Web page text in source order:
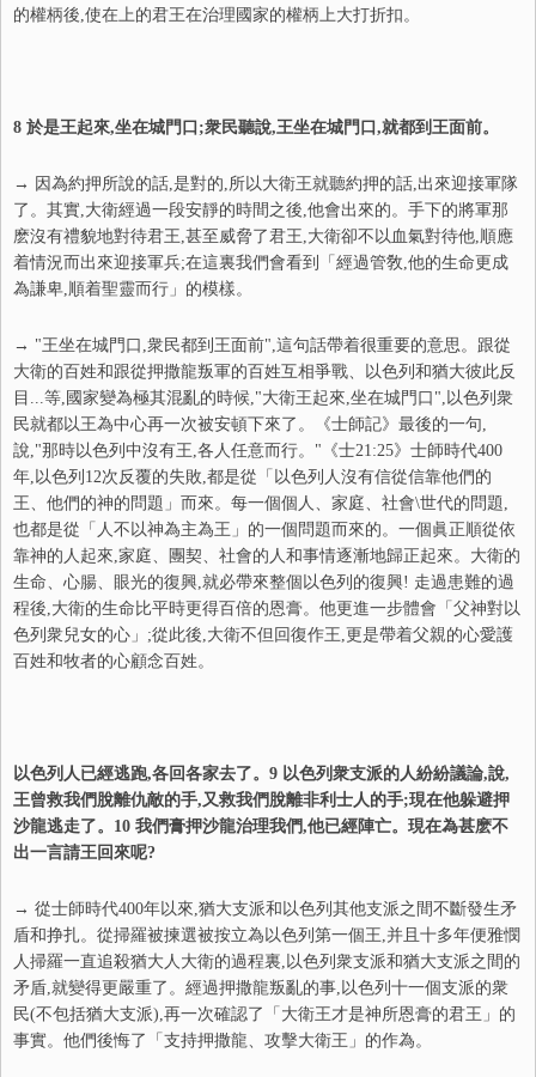
的權柄後,使在上的君王在治理國家的權柄上大打折扣。
8 於是王起來,坐在城門口;衆民聽說,王坐在城門口,就都到王面前。
→ 因為約押所說的話,是對的,所以大衛王就聽約押的話,出來迎接軍隊
了。其實,大衛經過一段安靜的時間之後,他會出來的。手下的將軍那
麽沒有禮貌地對待君王,甚至威脅了君王,大衛卻不以血氣對待他,順應
着情況而出來迎接軍兵;在這裏我們會看到「經過管敎,他的生命更成
為謙卑,順着聖靈而行」的模樣。
→ "王坐在城門口,衆民都到王面前",這句話帶着很重要的意思。跟從
大衛的百姓和跟從押撒龍叛軍的百姓互相爭戰、以色列和猶大彼此反
目...等,國家變為極其混亂的時候,"大衛王起來,坐在城門口",以色列衆
民就都以王為中心再一次被安頓下來了。《士師記》最後的一句,
說,"那時以色列中沒有王,各人任意而行。"《士21:25》士師時代400
年,以色列12次反覆的失敗,都是從「以色列人沒有信從信靠他們的
王、他們的神的問題」而來。每一個個人、家庭、社會\世代的問題,
也都是從「人不以神為主為王」的一個問題而來的。一個眞正順從依
靠神的人起來,家庭、團契、社會的人和事情逐漸地歸正起來。大衛的
生命、心腸、眼光的復興,就必帶來整個以色列的復興! 走過患難的過
程後,大衛的生命比平時更得百倍的恩膏。他更進一步體會「父神對以
色列衆兒女的心」;從此後,大衛不但回復作王,更是帶着父親的心愛護
百姓和牧者的心顧念百姓。
以色列人已經逃跑,各回各家去了。9 以色列衆支派的人紛紛議論,說,
王曾救我們脫離仇敵的手,又救我們脫離非利士人的手;現在他躲避押
沙龍逃走了。10 我們膏押沙龍治理我們,他已經陣亡。現在為甚麽不
出一言請王回來呢?
→ 從士師時代400年以來,猶大支派和以色列其他支派之間不斷發生矛
盾和挣扎。從掃羅被揀選被按立為以色列第一個王,并且十多年便雅憫
人掃羅一直追殺猶大人大衛的過程裏,以色列衆支派和猶大支派之間的
矛盾,就變得更嚴重了。經過押撒龍叛亂的事,以色列十一個支派的衆
民(不包括猶大支派),再一次確認了「大衛王才是神所恩膏的君王」的
事實。他們後悔了「支持押撒龍、攻擊大衛王」的作為。